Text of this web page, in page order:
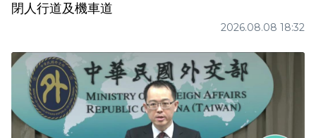
閉人行道及機車道
2026.08.08 18:32